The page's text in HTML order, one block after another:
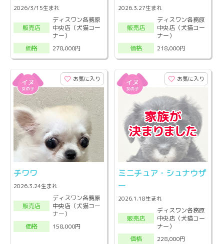
2026/3/15生まれ
販売店
ディスワン各務原
中央店（犬猫コー
ナー）
価格
278,000円
2026.3.27生まれ
販売店
ディスワン各務原
中央店（犬猫コー
ナー）
価格
218,000円
お気に入り
チワワ
2026.3.24生まれ
販売店
ディスワン各務原
中央店（犬猫コー
ナー）
価格
158,000円
お気に入り
ミニチュア・シュナウザ
ー
2026.1.18生まれ
販売店
ディスワン各務原
中央店（犬猫コー
ナー）
価格
228,000円